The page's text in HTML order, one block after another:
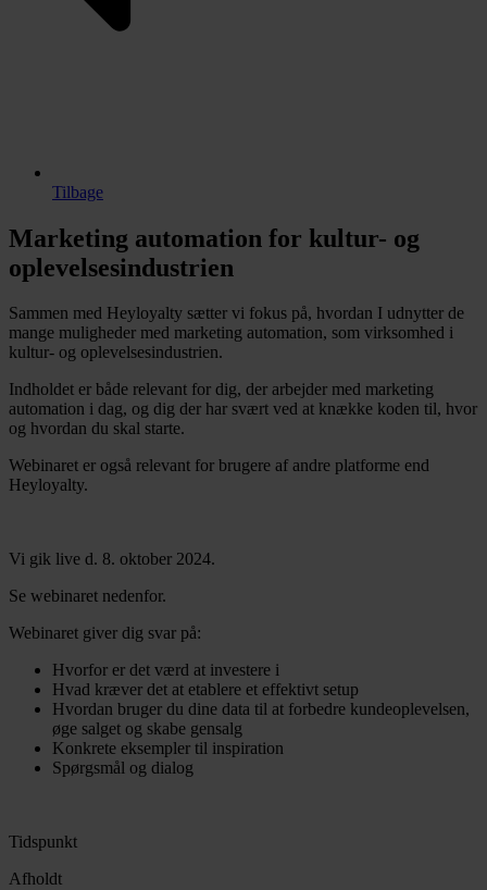
Tilbage
Marketing automation for kultur- og
oplevelsesindustrien
Sammen med Heyloyalty sætter vi fokus på, hvordan I udnytter de
mange muligheder med marketing automation, som virksomhed i
kultur- og oplevelsesindustrien.
Indholdet er både relevant for dig, der arbejder med marketing
automation i dag, og dig der har svært ved at knække koden til, hvor
og hvordan du skal starte.
Webinaret er også relevant for brugere af andre platforme end
Heyloyalty.
Vi gik live d. 8. oktober 2024.
Se webinaret nedenfor.
Webinaret giver dig svar på:
Hvorfor er det værd at investere i
Hvad kræver det at etablere et effektivt setup
Hvordan bruger du dine data til at forbedre kundeoplevelsen,
øge salget og skabe gensalg
Konkrete eksempler til inspiration
Spørgsmål og dialog
Tidspunkt
Afholdt